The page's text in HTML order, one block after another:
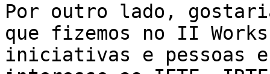
Por outro lado,
que fizemos no II
iniciativas e pessoas